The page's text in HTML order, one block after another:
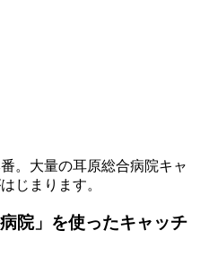
。大量の耳原総合病院キャ
じまります。
病院」を使ったキャッチ